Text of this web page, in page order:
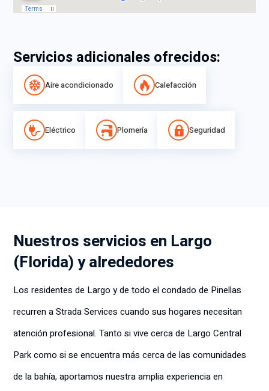
Servicios adicionales ofrecidos:
Aire acondicionado Calefacción
Eléctrico Plomería Seguridad
Nuestros servicios en Largo
(Florida) y alrededores
Los residentes de Largo y de todo el condado de Pinellas
recurren a Strada Services cuando sus hogares necesitan
atención profesional. Tanto si vive cerca de Largo Central
Park como si se encuentra más cerca de las comunidades
de la bahía, aportamos nuestra amplia experiencia en